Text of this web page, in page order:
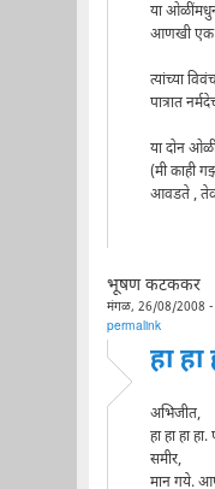
या
आणखी एक
त्यांच्या
पात्रात
या दोन
(मी काही
आवडते ,
भूषण कटककर
मंगळ, 26/08/2008 -
permalink
हा हा
अभिजीत,
हा हा हा
समीर,
मान गये.